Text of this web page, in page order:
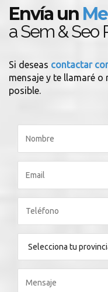
Envía un
a Sem & Seo
Si deseas contactar
mensaje y te llamaré o
posible.